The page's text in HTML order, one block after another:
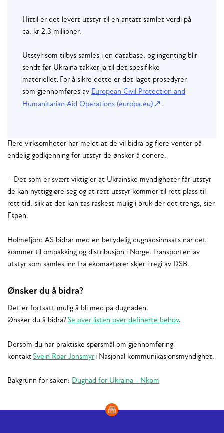
Hittil er det levert utstyr til en antatt samlet verdi på
ca. kr 2,3 millioner.
Utstyr som tilbys samles i en database, og ingenting blir
sendt før Ukraina takker ja til det spesifikke
materiellet. For å sikre dette er det laget prosedyrer
som gjennomføres av European Civil Protection and
Humanitarian Aid Operations (europa.eu)
.
Flere virksomheter har meldt at de vil bidra og flere venter på
endelig godkjenning for utstyr de ønsker å donere.
– Det som er svært viktig er at Ukrainske myndigheter får utstyr
de kan nyttiggjøre seg og at rett utstyr kommer til rett plass til
rett tid, slik at det kan tas raskest mulig i bruk der det trengs, sier
Espen.
Holmefjord AS bidrar med en betydelig dugnadsinnsats når det
kommer til ompakking og distribusjon i Norge. Transporten av
utstyr som samles inn fra ekomaktører skjer i regi av DSB.
Ønsker du å bidra?
Det er fortsatt mulig å bli med på dugnaden.
Ønsker du å bidra?Se over listen over definerte behov.
Dersom du har praktiske spørsmål om gjennomføring
kontaktSvein Roar Jonsmyr i Nasjonal kommunikasjonsmyndighet.
Bakgrunn for saken: Dugnad for Ukraina - Nkom